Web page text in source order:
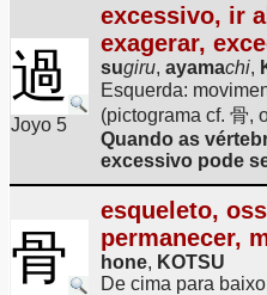
過
Joyo 5
excessivo, ir
exagerar,
sugiru, ayamachi,
Esquerda:
(pictograma cf. 骨,
Quando as
excessivo pode
骨
esqueleto,
permanecer,
hone, KOTSU
De cima para